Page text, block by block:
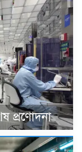
প্রণোদনা